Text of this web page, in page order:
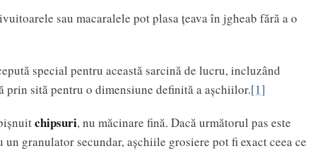
sau macaralele pot plasa țeava în jgheab fără a o
special pentru această sarcină de lucru, incluzând
sită pentru o dimensiune definită a așchiilor.[1]
chipsuri, nu măcinare fină. Dacă următorul pas este
granulator secundar, așchiile grosiere pot fi exact ceea ce